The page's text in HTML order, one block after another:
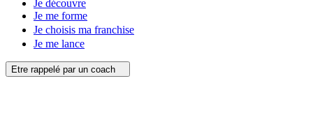
Je découvre
Je me forme
Je choisis ma franchise
Je me lance
Etre rappelé par un coach